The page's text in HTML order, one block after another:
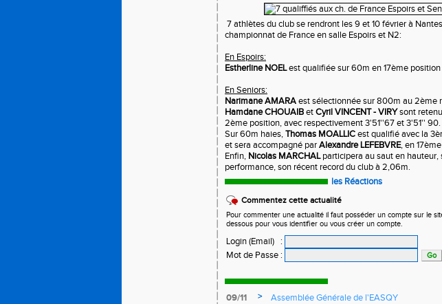
7 athlètes du club se rendront les 9 et 10 février à
championnat de France en salle Espoirs et N2:
En Espoirs:
Estherline NOELest qualifiée sur 60m en 17ème
En Seniors:
Narimane AMARAest sélectionnée sur 800m au 2ème
Hamdane CHOUAIBetCyril VINCENT - VIRYsont
2ème position, avec respectivement 3'51''67 et 3'51'' 90.
Sur 60m haies,Thomas MOALLICest qualifié avec la
et sera accompagné parAlexandre LEFEBVRE, en
Enfin, Nicolas MARCHALparticipera au saut en hauteur,
performance, son récent record du club à 2,06m.
les Réactions
Commentez cette actualité
Pour commenter une actualité il faut posséder un compte sur le
dessous pour vous identifier ou vous créer un compte.
Login (Email)
:
Mot de Passe :
09/11 >
Assemblée Générale de l'EASQY